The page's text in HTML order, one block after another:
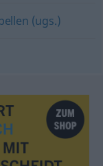
(ugs.)